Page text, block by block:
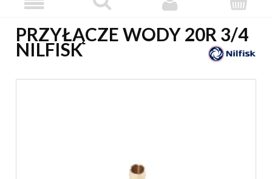
PRZYŁĄCZE WODY 20R 3/4
NILFISK